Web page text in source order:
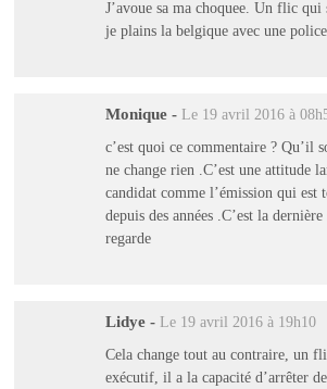
J’avoue sa ma choquee. Un flic
je plains la belgique avec une
Monique - Le 19 avril 2016 à
c’est quoi ce commentaire ? Qu’il
ne change rien .C’est une attitude
candidat comme l’émission qui est
depuis des années .C’est la
regarde
Lidye - Le 19 avril 2016 à 19h10
Cela change tout au contraire, un
exécutif, il a la capacité d’arrêter